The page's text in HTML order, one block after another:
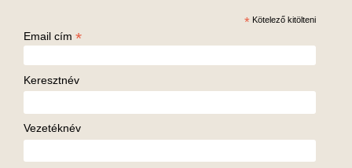
* Kötelező kitölteni
Email cím *
Keresztnév
Vezetéknév